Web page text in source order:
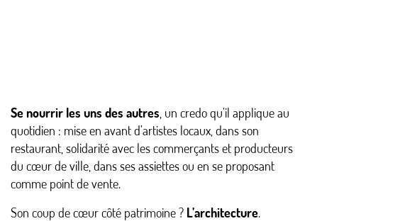
Se nourrir les uns des autres , un credo qu’il applique au
quotidien : mise en avant d’artistes locaux, dans son
restaurant, solidarité avec les commerçants et producteurs
du cœur de ville, dans ses assiettes ou en se proposant
comme point de vente.
Son coup de cœur côté patrimoine ? L’architecture.